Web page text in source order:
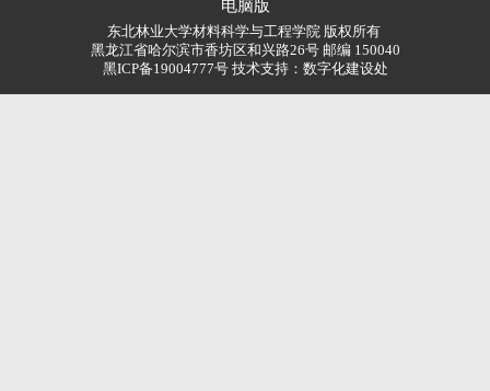
电脑版
东北林业大学材料科学与工程学院 版权所有
黑龙江省哈尔滨市香坊区和兴路26号 邮编 150040
黑ICP备19004777号 技术支持： 数字化建设处